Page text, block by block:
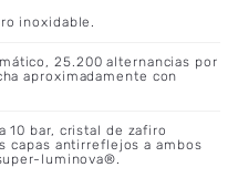
inoxidable.
25.200 alternancias por
aproximadamente con
10 bar, cristal de zafiro
capas antirreflejos a ambos
luminova®.